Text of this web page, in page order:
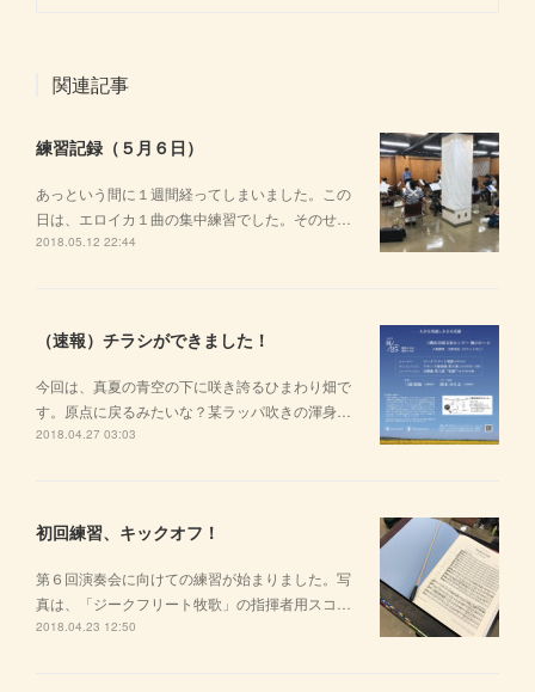
関連記事
練習記録（５月６日）
あっという間に１週間経ってしまいました。この
日は、エロイカ１曲の集中練習でした。そのせ…
2018.05.12 22:44
（速報）チラシができました！
今回は、真夏の青空の下に咲き誇るひまわり畑で
す。原点に戻るみたいな？某ラッパ吹きの渾身…
2018.04.27 03:03
初回練習、キックオフ！
第６回演奏会に向けての練習が始まりました。写
真は、「ジークフリート牧歌」の指揮者用スコ…
2018.04.23 12:50